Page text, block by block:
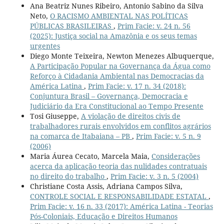
Ana Beatriz Nunes Ribeiro, Antonio Sabino da Silva
Neto, O RACISMO AMBIENTAL NAS POLÍTICAS
PÚBLICAS BRASILEIRAS , Prim Facie: v. 24 n. 56
(2025): Justiça social na Amazônia e os seus temas
urgentes
Diego Monte Teixeira, Newton Menezes Albuquerque,
A Participação Popular na Governança da Água como
Reforço à Cidadania Ambiental nas Democracias da
América Latina , Prim Facie: v. 17 n. 34 (2018):
Conjuntura Brasil – Governança, Democracia e
Judiciário da Era Constitucional ao Tempo Presente
Tosi Giuseppe, A violação de direitos civis de
trabalhadores rurais envolvidos em conflitos agrários
na comarca de Itabaiana – PB , Prim Facie: v. 5 n. 9
(2006)
Maria Áurea Cecato, Marcela Maia, Considerações
acerca da aplicação teoria das nulidades contratuais
no direito do trabalho , Prim Facie: v. 3 n. 5 (2004)
Christiane Costa Assis, Adriana Campos Silva,
CONTROLE SOCIAL E RESPONSABILIDADE ESTATAL ,
Prim Facie: v. 16 n. 33 (2017): América Latina - Teorias
Pós-Coloniais, Educação e Direitos Humanos